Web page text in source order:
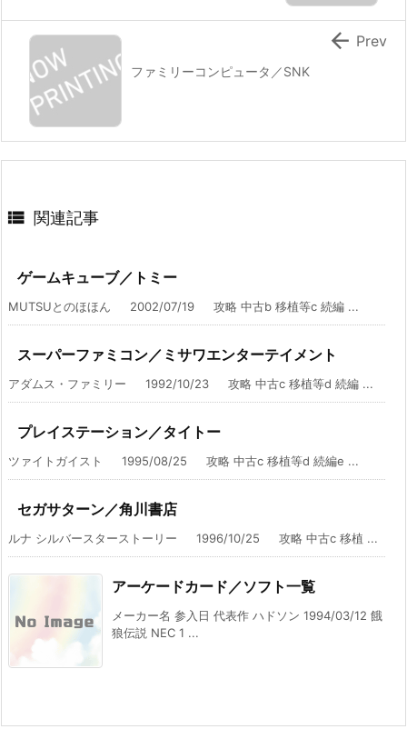
ファミリーコンピュータ／SNK
 Prev
 関連記事
ゲームキューブ／トミー
MUTSUとのほほん 2002/07/19 攻略 中古b 移植等c 続編 ...
スーパーファミコン／ミサワエンターテイメント
アダムス・ファミリー 1992/10/23 攻略 中古c 移植等d 続編 ...
プレイステーション／タイトー
ツァイトガイスト 1995/08/25 攻略 中古c 移植等d 続編e ...
セガサターン／角川書店
ルナ シルバースターストーリー 1996/10/25 攻略 中古c 移植 ...
アーケードカード／ソフト一覧
メーカー名 参入日 代表作 ハドソン 1994/03/12 餓
狼伝説 NEC 1 ...